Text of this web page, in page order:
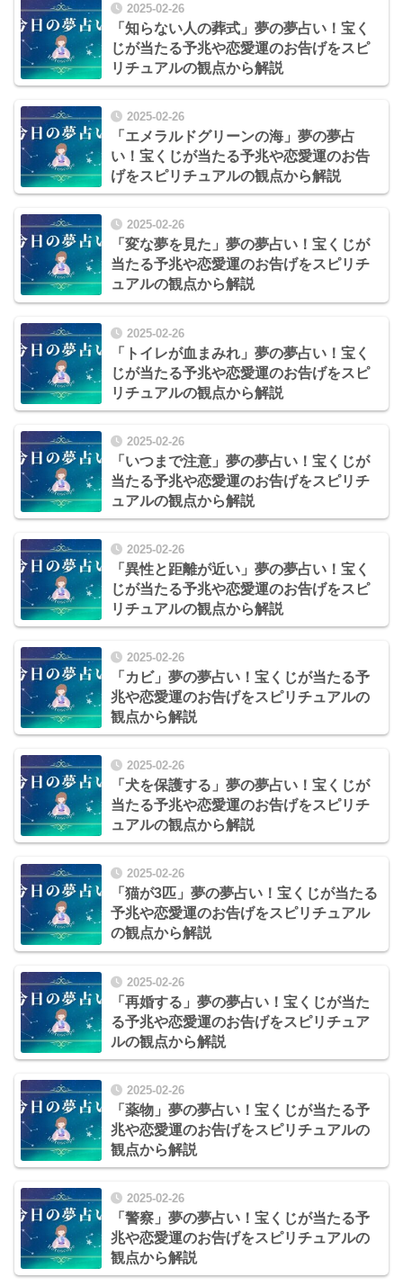
2025-02-26
「知らない人の葬式」夢の夢占い！宝く
じが当たる予兆や恋愛運のお告げをスピ
リチュアルの観点から解説
2025-02-26
「エメラルドグリーンの海」夢の夢占
い！宝くじが当たる予兆や恋愛運のお告
げをスピリチュアルの観点から解説
2025-02-26
「変な夢を見た」夢の夢占い！宝くじが
当たる予兆や恋愛運のお告げをスピリチ
ュアルの観点から解説
2025-02-26
「トイレが血まみれ」夢の夢占い！宝く
じが当たる予兆や恋愛運のお告げをスピ
リチュアルの観点から解説
2025-02-26
「いつまで注意」夢の夢占い！宝くじが
当たる予兆や恋愛運のお告げをスピリチ
ュアルの観点から解説
2025-02-26
「異性と距離が近い」夢の夢占い！宝く
じが当たる予兆や恋愛運のお告げをスピ
リチュアルの観点から解説
2025-02-26
「カビ」夢の夢占い！宝くじが当たる予
兆や恋愛運のお告げをスピリチュアルの
観点から解説
2025-02-26
「犬を保護する」夢の夢占い！宝くじが
当たる予兆や恋愛運のお告げをスピリチ
ュアルの観点から解説
2025-02-26
「猫が3匹」夢の夢占い！宝くじが当たる
予兆や恋愛運のお告げをスピリチュアル
の観点から解説
2025-02-26
「再婚する」夢の夢占い！宝くじが当た
る予兆や恋愛運のお告げをスピリチュア
ルの観点から解説
2025-02-26
「薬物」夢の夢占い！宝くじが当たる予
兆や恋愛運のお告げをスピリチュアルの
観点から解説
2025-02-26
「警察」夢の夢占い！宝くじが当たる予
兆や恋愛運のお告げをスピリチュアルの
観点から解説